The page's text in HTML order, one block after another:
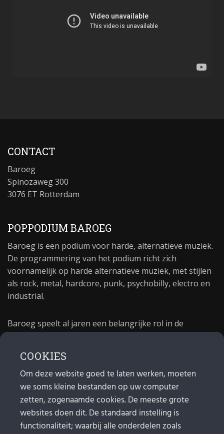
CONTACT
Baroeg
Spinozaweg 300
3076 ET Rotterdam
POPPODIUM BAROEG
Baroeg is een podium voor harde, alternatieve muziek.
De programmering van het podium richt zich
voornamelijk op harde alternatieve muziek, met stijlen
als rock, metal, hardcore, punk, psychobilly, electro en
industrial.
Baroeg speelt al jaren een belangrijke rol in de
culturele sector van Rotterdam. In 1981 begon Baroeg
poppodium 40 jaar.
MAIL
Algemeen: info@baroeg.nl
Bands & boeking: leon@baroeg.nl
COOKIES
Om deze website goed te laten werken, moeten
we soms kleine bestanden op uw computer
zetten, zogenaamde cookies. De meeste grote
websites doen dit. De standaard instelling is
functionaliteit; waarbij alle onderdelen zoals